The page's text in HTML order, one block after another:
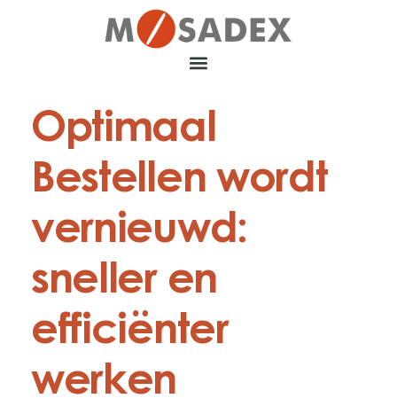
Optimaal
Bestellen wordt
vernieuwd:
sneller en
efficiënter
werken